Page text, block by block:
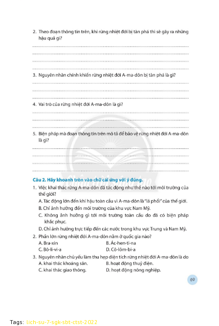
Tags: lich-su-7-sgk-sbt-ctst-2022